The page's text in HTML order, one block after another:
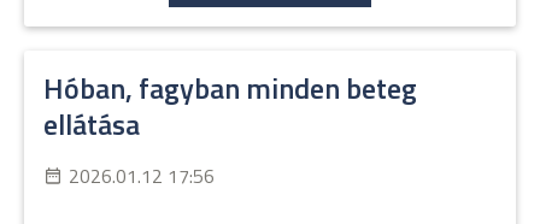
Hóban, fagyban minden beteg
ellátása
2026.01.12 17:56